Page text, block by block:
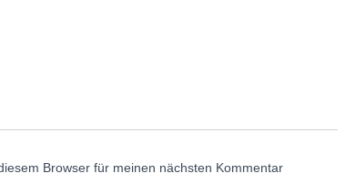
Browser für meinen nächsten Kommentar